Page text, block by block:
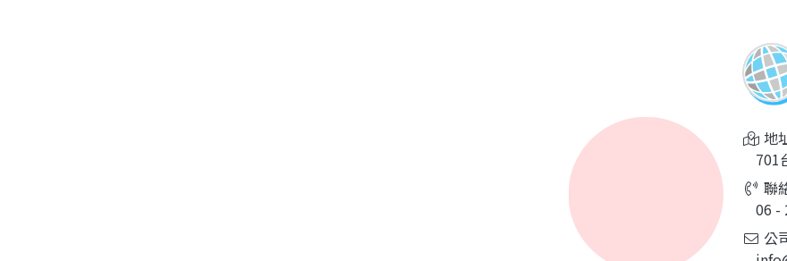
地
701
聯
06 -
公